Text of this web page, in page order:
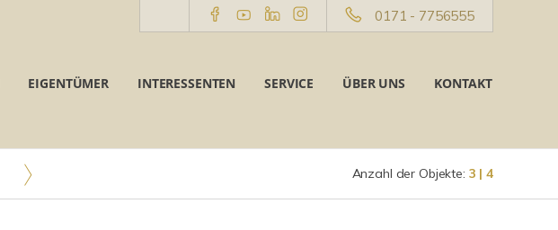
0171 - 7756555
EIGENTÜMER INTERESSENTEN SERVICE ÜBER UNS KONTAKT
Anzahl der Objekte: 3 | 4